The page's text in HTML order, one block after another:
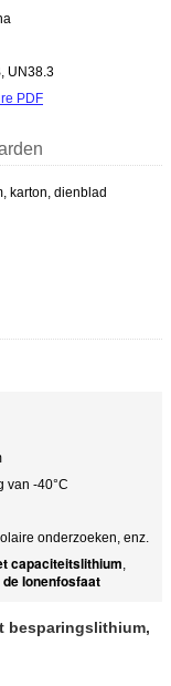
UN38.3
PDF
karton, dienblad
van -40°C
onderzoeken, enz.
capaciteitslithium,
Ionenfosfaat
besparingslithium,